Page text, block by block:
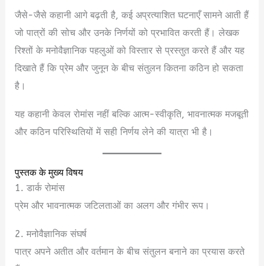
जैसे-जैसे कहानी आगे बढ़ती है, कई अप्रत्याशित घटनाएँ सामने आती हैं
जो पात्रों की सोच और उनके निर्णयों को प्रभावित करती हैं। लेखक
रिश्तों के मनोवैज्ञानिक पहलुओं को विस्तार से प्रस्तुत करते हैं और यह
दिखाते हैं कि प्रेम और जुनून के बीच संतुलन कितना कठिन हो सकता
है।
यह कहानी केवल रोमांस नहीं बल्कि आत्म-स्वीकृति, भावनात्मक मजबूती
और कठिन परिस्थितियों में सही निर्णय लेने की यात्रा भी है।
पुस्तक के मुख्य विषय
1. डार्क रोमांस
प्रेम और भावनात्मक जटिलताओं का अलग और गंभीर रूप।
2. मनोवैज्ञानिक संघर्ष
पात्र अपने अतीत और वर्तमान के बीच संतुलन बनाने का प्रयास करते